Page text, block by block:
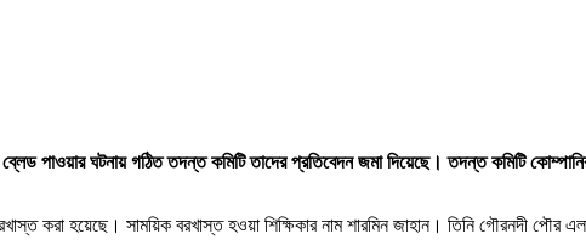
পাওয়ার ঘটনায় গঠিত তদন্ত কমিটি তাদের প্রতিবেদন জমা দিয়েছে। তদন্ত কমিটি
হয়েছে। সাময়িক বরখাস্ত হওয়া শিক্ষিকার নাম শারমিন জাহান। তিনি গৌরনদী পৌর